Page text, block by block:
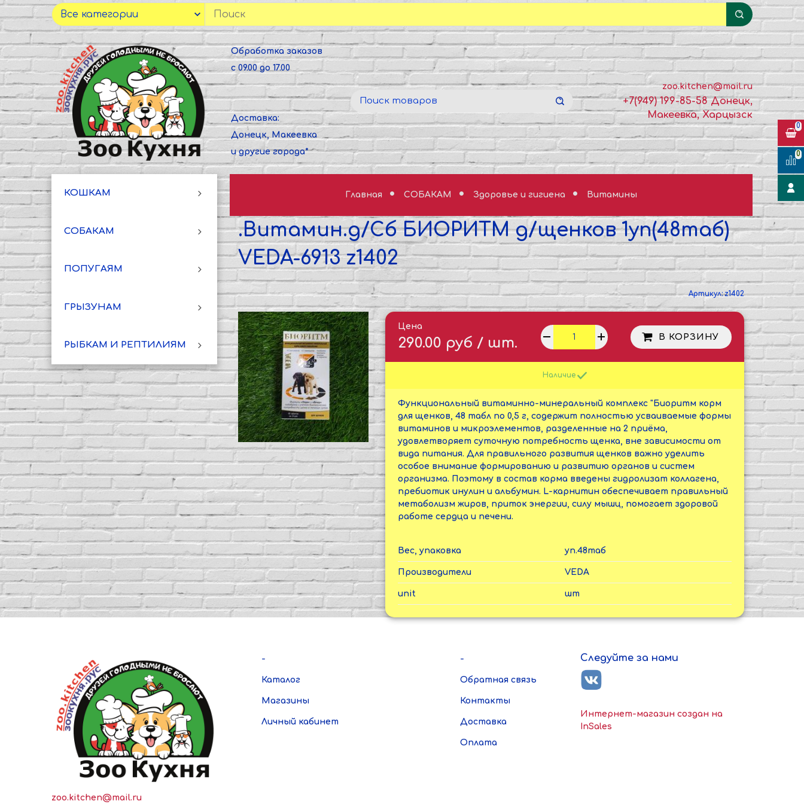
Обработка заказов
с 09.00 до 17.00
Доставка:
Донецк, Макеевка
и другие города*
zoo.kitchen@mail.ru
+7(949) 199-85-58 Донецк,
Макеевка, Харцызск
КОШКАМ
СОБАКАМ
ПОПУГАЯМ
ГРЫЗУНАМ
РЫБКАМ И РЕПТИЛИЯМ
Главная СОБАКАМ Здоровье и гигиена Витамины
.Витамин.д/Сб БИОРИТМ д/щенков 1уп(48таб)
VEDA-6913 z1402
Артикул:z1402
Цена
290.00 руб / шт. В КОРЗИНУ
Наличие
Функциональный витаминно-минеральный комплекс "Биоритм корм
для щенков, 48 табл по 0,5 г, содержит полностью усваиваемые формы
витаминов и микроэлементов, разделенные на 2 приёма,
удовлетворяет суточную потребность щенка, вне зависимости от
вида питания. Для правильного развития щенков важно уделить
особое внимание формированию и развитию органов и систем
организма. Поэтому в состав корма введены гидролизат коллагена,
пребиотик инулин и альбумин. L-карнитин обеспечивает правильный
метаболизм жиров, приток энергии, силу мышц, помогает здоровой
работе сердца и печени.
Вес, упаковка уп.48таб
Производители VEDA
unit шт
zoo.kitchen@mail.ru
-
Каталог
Магазины
Личный кабинет
-
Обратная связь
Контакты
Доставка
Оплата
Следуйте за нами
Интернет-магазин создан на
InSales
0
0